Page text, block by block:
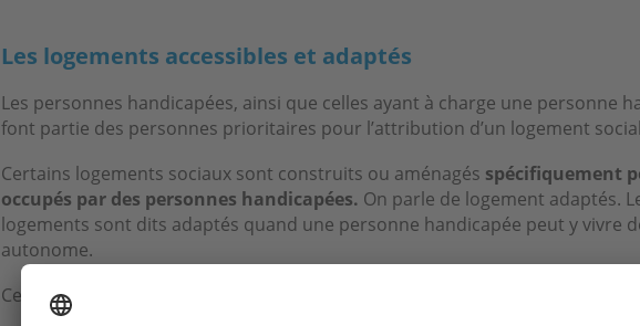
Les logements accessibles et adaptés
Les personnes handicapées, ainsi que celles ayant à charge une personne
font partie des personnes prioritaires pour l’attribution d’un logement
Certains logements sociaux sont construits ou aménagés spécifiquement
occupés par des personnes handicapées. On parle de logement adaptés.
logements sont dits adaptés quand une personne handicapée peut y vivre
autonome.
Ces logements sont également rendus accessibles par :